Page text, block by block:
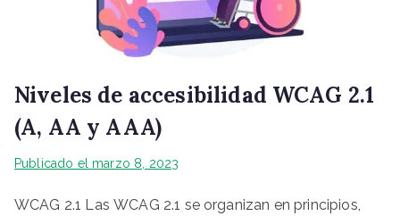
Niveles de accesibilidad WCAG 2.1
(A, AA y AAA)
Publicado el marzo 8, 2023
WCAG 2.1 Las WCAG 2.1 se organizan en principios,